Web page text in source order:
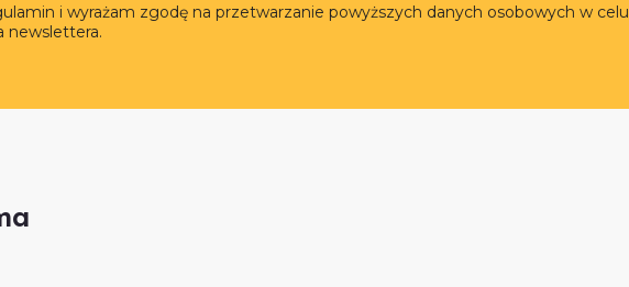
i wyrażam zgodę na przetwarzanie powyższych danych osobowych w celu
newslettera.